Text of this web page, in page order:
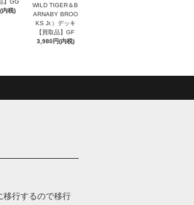
】GG
内税)
WILD TIGER＆B
ARNABY BROO
KS Jr.）デッキ
【買取品】GF
3,980円(内税)
移行するので移行